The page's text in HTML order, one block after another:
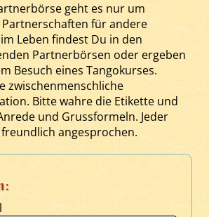
geht es nur um
Partnerschaften für andere
Leben findest Du in den
Partnerbörsen oder ergeben
Besuch eines Tangokurses.
zwischenmenschliche
Bitte wahre die Etikette und
und Grussformeln. Jeder
angesprochen.